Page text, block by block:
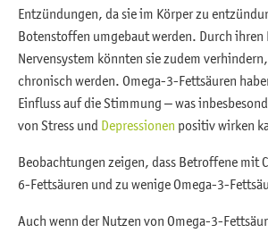
Entzündungen, da sie im Körper zu
Botenstoffen umgebaut werden. Durch ihren
Nervensystem könnten sie zudem
chronisch werden. Omega-3-Fettsäuren
Einfluss auf die Stimmung – was
von Stress und Depressionen positiv wirken
Beobachtungen zeigen, dass Betroffene mit
6-Fettsäuren und zu wenige Omega-3-
Auch wenn der Nutzen von Omega-3-